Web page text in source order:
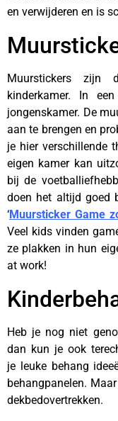
en verwijderen en is
Muurstickers zijn
kinderkamer. In
jongenskamer. De
aan te brengen en
je hier verschillende
eigen kamer kan
bij de
doen het altijd goed
‘Muursticker Game
Veel kids vinden
ze plakken in hun
at work!
Heb je nog niet
dan kun je ook
je leuke behang idee
behangpanelen.
dekbedovertrekken.